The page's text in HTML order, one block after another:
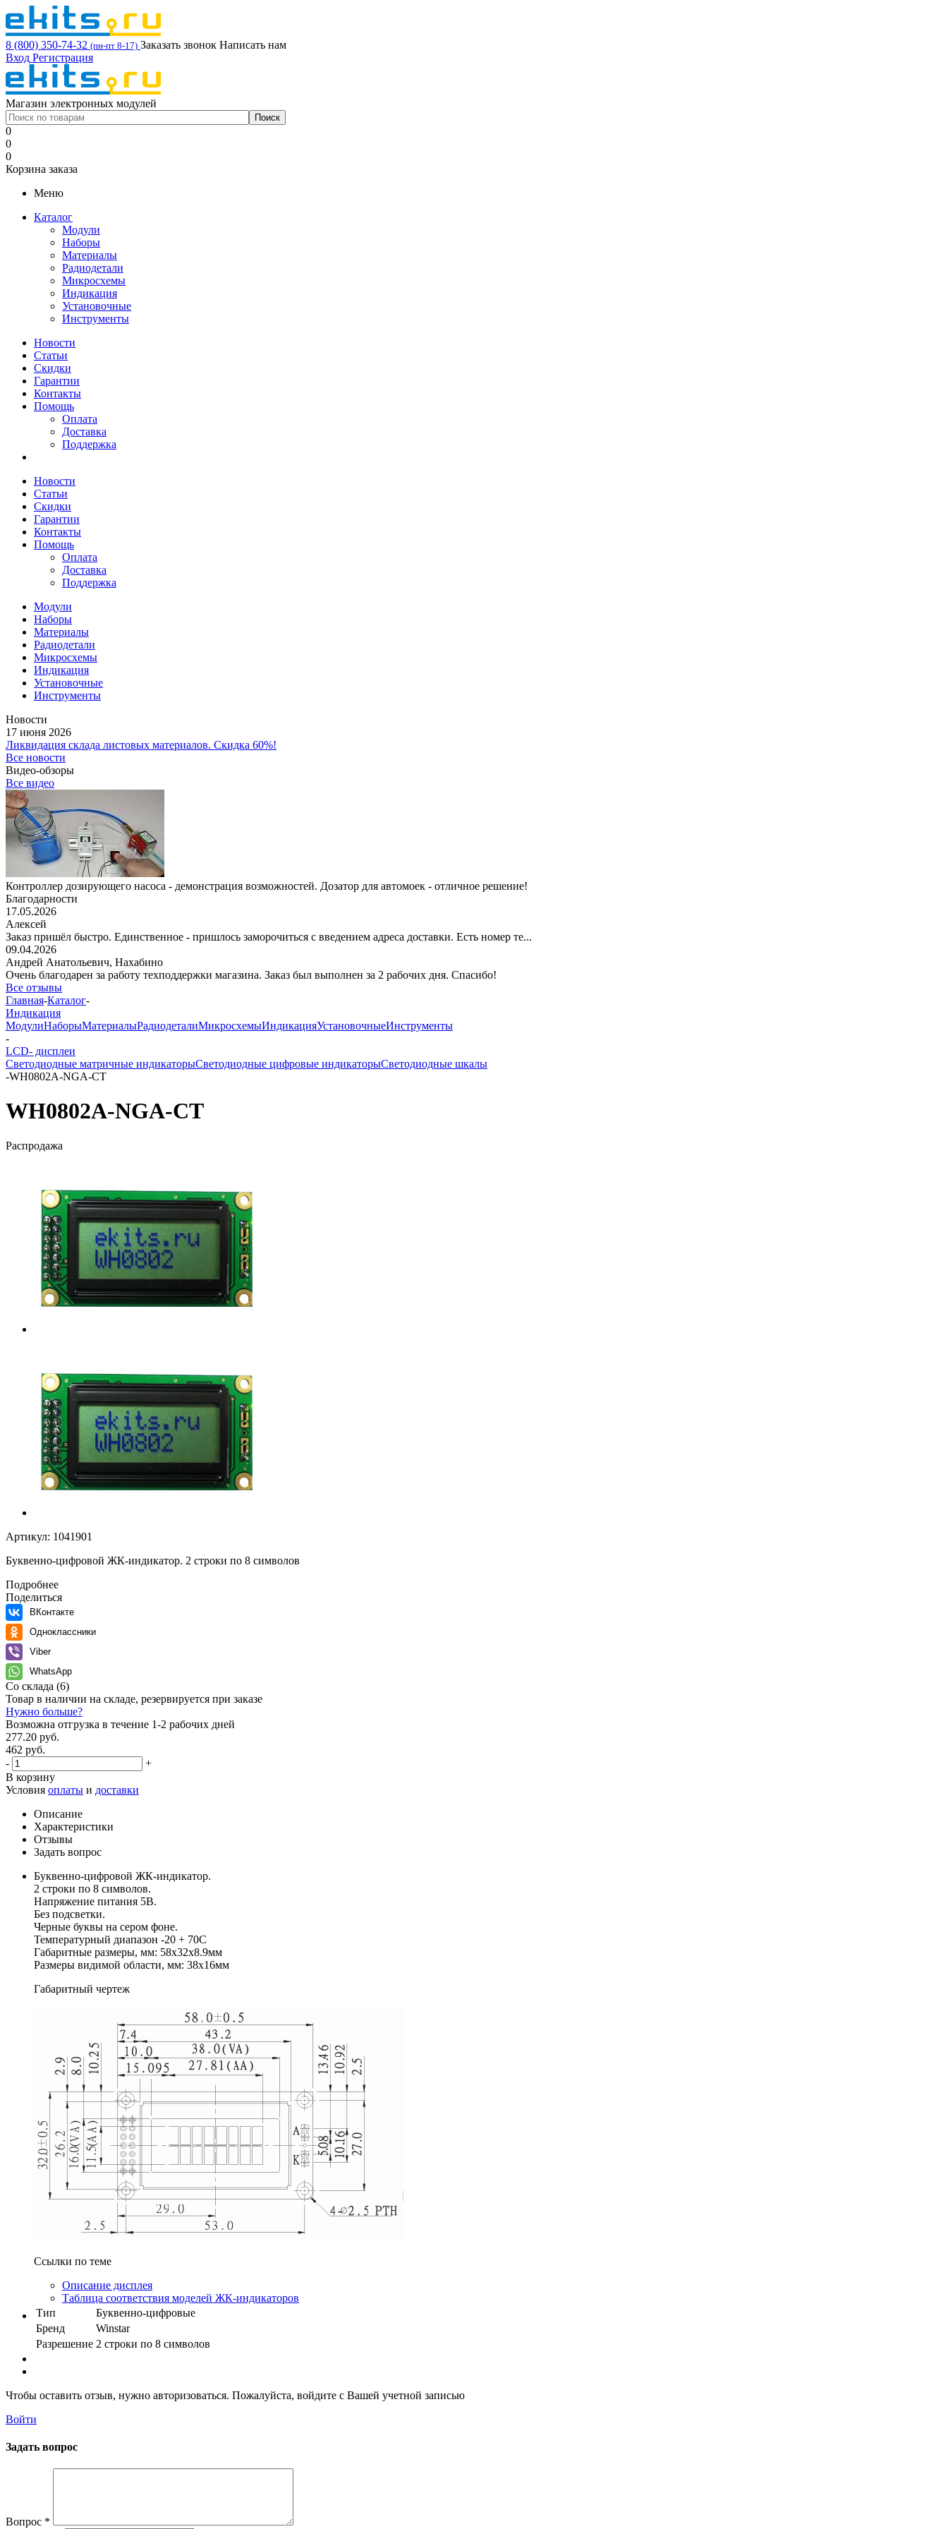
8 (800) 350-74-32 (пн-пт 8-17) Заказать звонок Написать нам
Вход Регистрация
Магазин электронных модулей
0
0
0
Корзина заказа
Меню
Каталог
Модули
Наборы
Материалы
Радиодетали
Микросхемы
Индикация
Установочные
Инструменты
Новости
Статьи
Скидки
Гарантии
Контакты
Помощь
Оплата
Доставка
Поддержка
Новости
Статьи
Скидки
Гарантии
Контакты
Помощь
Оплата
Доставка
Поддержка
Модули
Наборы
Материалы
Радиодетали
Микросхемы
Индикация
Установочные
Инструменты
Новости
17 июня 2026
Ликвидация склада листовых материалов. Скидка 60%!
Все новости
Видео-обзоры
Все видео
Контроллер дозирующего насоса - демонстрация возможностей. Дозатор для автомоек - отличное решение!
Благодарности
17.05.2026
Алексей
Заказ пришёл быстро. Единственное - пришлось заморочиться с введением адреса доставки. Есть номер те...
09.04.2026
Андрей Анатольевич, Нахабино
Очень благодарен за работу техподдержки магазина. Заказ был выполнен за 2 рабочих дня. Спасибо!
Все отзывы
Главная-Каталог-
Индикация
МодулиНаборыМатериалыРадиодеталиМикросхемыИндикацияУстановочныеИнструменты
-
LCD- дисплеи
Светодиодные матричные индикаторыСветодиодные цифровые индикаторыСветодиодные шкалы
-WH0802A-NGA-CT
WH0802A-NGA-CT
Распродажа
Артикул: 1041901
Буквенно-цифровой ЖК-индикатор. 2 строки по 8 символов
Подробнее
Поделиться
ВКонтакте
Одноклассники
Viber
WhatsApp
Со склада (6)
Товар в наличии на складе, резервируется при заказе
Нужно больше?
Возможна отгрузка в течение 1-2 рабочих дней
277.20 руб.
462 руб.
-
+
В корзину
Условия оплаты и доставки
Описание
Характеристики
Отзывы
Задать вопрос
Буквенно-цифровой ЖК-индикатор.
2 строки по 8 символов.
Напряжение питания 5В.
Без подсветки.
Черные буквы на сером фоне.
Температурный диапазон -20 + 70С
Габаритные размеры, мм: 58х32х8.9мм
Размеры видимой области, мм: 38х16мм
Габаритный чертеж
Ссылки по теме
Описание дисплея
Таблица соответствия моделей ЖК-индикаторов
Тип
Буквенно-цифровые
Бренд
Winstar
Разрешение 2 строки по 8 символов
Чтобы оставить отзыв, нужно авторизоваться. Пожалуйста, войдите с Вашей учетной записью
Войти
Задать вопрос
Вопрос *